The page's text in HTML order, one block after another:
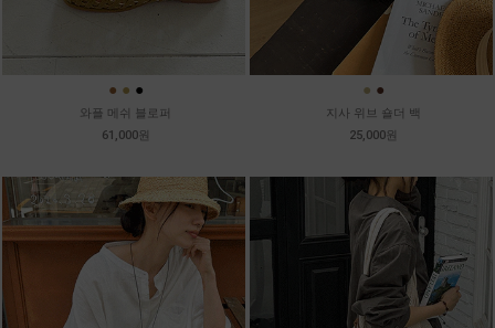
● ● ●
와플 메쉬 블로퍼
61,000원
● ●
지사 위브 숄더 백
25,000원